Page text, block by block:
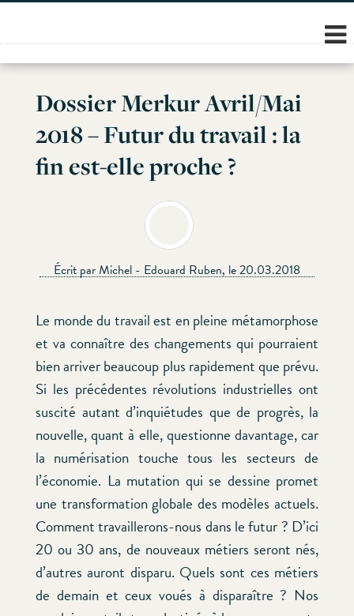
Skip
content
Dossier Merkur Avril/Mai
2018 – Futur du travail : la
fin est-elle proche ?
Écrit par Michel - Edouard Ruben, le 20.03.2018
Le monde du travail est en pleine métamorphose
et va connaître des changements qui pourraient
bien arriver beaucoup plus rapidement que prévu.
Si les précédentes révolutions industrielles ont
suscité autant d’inquiétudes que de progrès, la
nouvelle, quant à elle, questionne davantage, car
la numérisation touche tous les secteurs de
l’économie. La mutation qui se dessine promet
une transformation globale des modèles actuels.
Comment travaillerons-nous dans le futur ? D’ici
20 ou 30 ans, de nouveaux métiers seront nés,
d’autres auront disparu. Quels sont ces métiers
de demain et ceux voués à disparaître ? Nos